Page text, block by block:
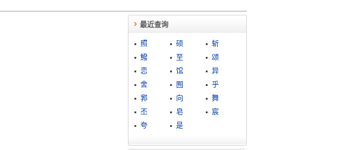
最近查询
照 硕
斩
鱍
至
颂
恋
馆
异
舍
囿
乎
郛
向
舞
丕
皂
宸
夸
是